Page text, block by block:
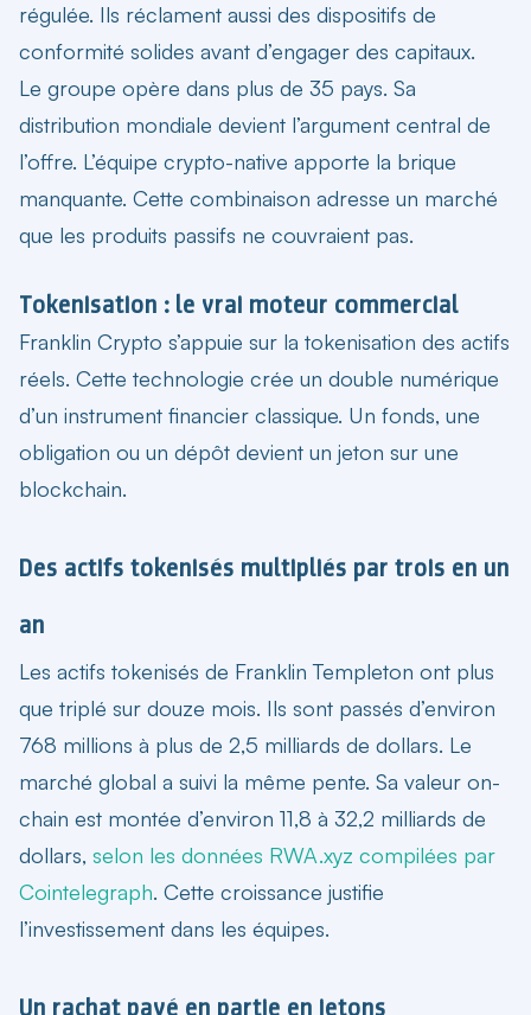
régulée. Ils réclament aussi des dispositifs de
conformité solides avant d’engager des capitaux.
Le groupe opère dans plus de 35 pays. Sa
distribution mondiale devient l’argument central de
l’offre. L’équipe crypto-native apporte la brique
manquante. Cette combinaison adresse un marché
que les produits passifs ne couvraient pas.
Tokenisation : le vrai moteur commercial
Franklin Crypto s’appuie sur la tokenisation des actifs
réels. Cette technologie crée un double numérique
d’un instrument financier classique. Un fonds, une
obligation ou un dépôt devient un jeton sur une
blockchain.
Des actifs tokenisés multipliés par trois en un
an
Les actifs tokenisés de Franklin Templeton ont plus
que triplé sur douze mois. Ils sont passés d’environ
768 millions à plus de 2,5 milliards de dollars. Le
marché global a suivi la même pente. Sa valeur on-
chain est montée d’environ 11,8 à 32,2 milliards de
dollars, selon les données RWA.xyz compilées par
Cointelegraph. Cette croissance justifie
l’investissement dans les équipes.
Un rachat payé en partie en jetons